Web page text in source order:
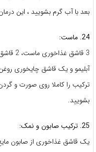
بعد با آب گرم بشویید ، این
24. ماست:
3
آبلیمو و یک قاشق چایخوری
بشویید.
25. ترکیب صابون و نمک:
یک قاشق غذاخوری از صابون